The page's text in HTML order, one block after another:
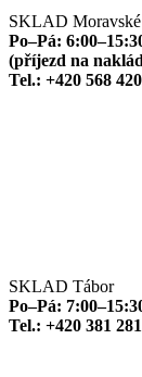
SKLAD
Po–Pá:
(příjezd na
Tel.: +420 568
SKLAD Tábor
Po–Pá:
Tel.: +420 381